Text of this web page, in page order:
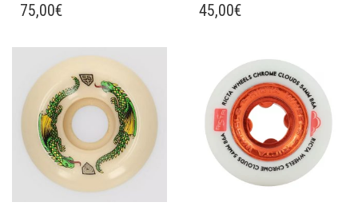
75,00€
45,00€
Ajouter à mes favoris Ajouter à mes favoris